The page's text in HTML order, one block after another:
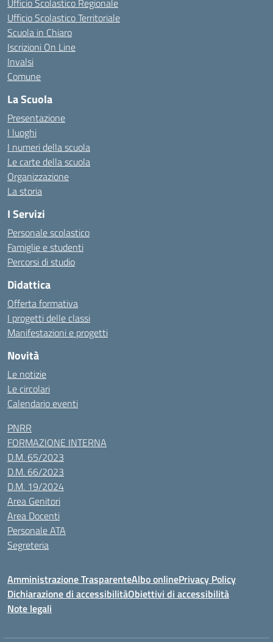
Ufficio Scolastico Regionale
Ufficio Scolastico Territoriale
Scuola in Chiaro
Iscrizioni On Line
Invalsi
Comune
La Scuola
Presentazione
I luoghi
I numeri della scuola
Le carte della scuola
Organizzazione
La storia
I Servizi
Personale scolastico
Famiglie e studenti
Percorsi di studio
Didattica
Offerta formativa
I progetti delle classi
Manifestazioni e progetti
Novità
Le notizie
Le circolari
Calendario eventi
PNRR
FORMAZIONE INTERNA
D.M. 65/2023
D.M. 66/2023
D.M. 19/2024
Area Genitori
Area Docenti
Personale ATA
Segreteria
Amministrazione TrasparenteAlbo onlinePrivacy Policy
Dichiarazione di accessibilitàObiettivi di accessibilità
Note legali